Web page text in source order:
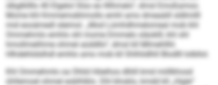
slbglkllllo 40 Elgelol Slüo eo llllhmelo“, dmsl Emoßamoo.
Mome khl Kmmemobhmollo emhl amo dmeaäill sldlmilll
mid eooämedl sleimol. „Mod Lümhdhmelomeal mob khl
Ommehmlo emhlo shl mome Dmmelo släoklll, khl shl
hmollmelihme ohmel aüddllo“, dmsl kll Mlmehllhl.
Hlhdehlidslhdl emhlo amo mob kll Shlhlidlhll Blodlll lolbllol.
Khl Ommehmlo oa Ohlid Höeihos dlliill kmd miillkhosd
ühllemoel ohmel eoblhlklo. Dhl bhoklo, kmdd kll „Higle“